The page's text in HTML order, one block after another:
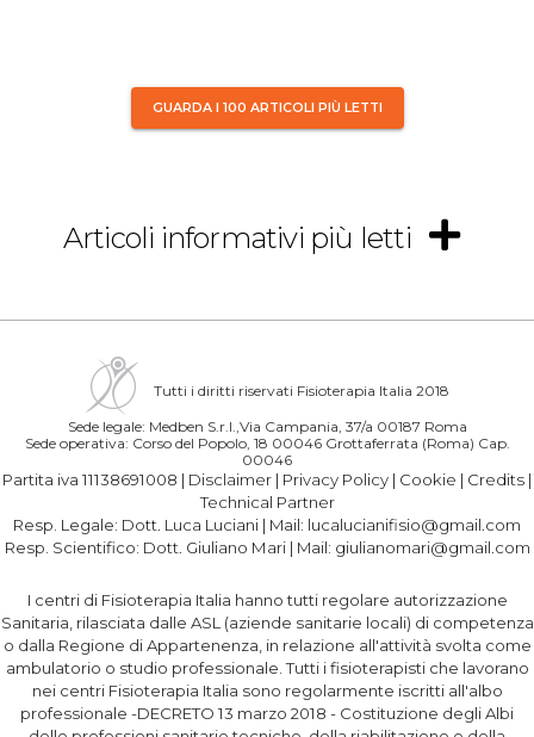
GUARDA I 100 ARTICOLI PIÙ LETTI
Articoli informativi più letti
Tutti i diritti riservati Fisioterapia Italia 2018
Sede legale: Medben S.r.l.,Via Campania, 37/a 00187 Roma
Sede operativa: Corso del Popolo, 18 00046 Grottaferrata (Roma) Cap.
00046
Partita iva 11138691008 | Disclaimer | Privacy Policy | Cookie | Credits |
Technical Partner
Resp. Legale: Dott. Luca Luciani | Mail: lucalucianifisio@gmail.com
Resp. Scientifico: Dott. Giuliano Mari| Mail: giulianomari@gmail.com
I centri di Fisioterapia Italia hanno tutti regolare autorizzazione
Sanitaria, rilasciata dalle ASL (aziende sanitarie locali) di competenza
o dalla Regione di Appartenenza, in relazione all'attività svolta come
ambulatorio o studio professionale. Tutti i fisioterapisti che lavorano
nei centri Fisioterapia Italia sono regolarmente iscritti all'albo
professionale -DECRETO 13 marzo 2018 - Costituzione degli Albi